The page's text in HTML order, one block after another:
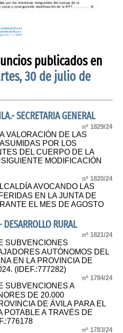
publicados en
30 de julio de
SECRETARIA GENERAL
nº 1829/24
VALORACIÓN DE LAS
POR LOS
DEL CUERPO DE LA
MODIFICACIÓN
nº 1820/24
AVOCANDO LAS
EN LA JUNTA DE
EL MES DE AGOSTO
RURAL
nº 1821/24
SUBVENCIONES
AUTÓNOMOS DEL
EN LA PROVINCIA DE
(IDEF.:777282)
nº 1784/24
SUBVENCIONES A
DE 20.000
DE ÁVILA PARA EL
POTABLE A TRAVÉS DE
nº 1783/24